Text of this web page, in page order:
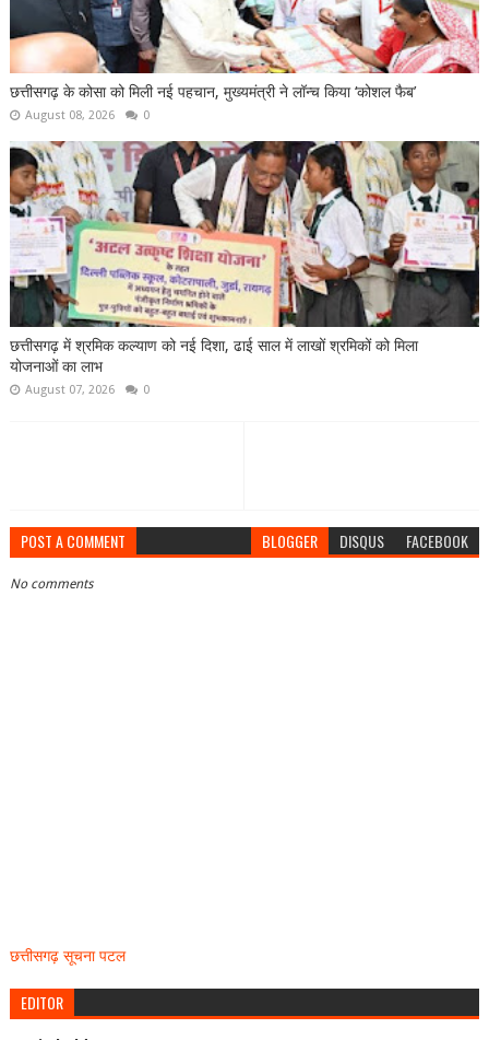
छत्तीसगढ़ के कोसा को मिली नई पहचान, मुख्यमंत्री ने लॉन्च किया ‘कोशल फैब’
August 08, 2026 0
छत्तीसगढ़ में श्रमिक कल्याण को नई दिशा, ढाई साल में लाखों श्रमिकों को मिला
योजनाओं का लाभ
August 07, 2026 0
POST A COMMENT BLOGGER DISQUS FACEBOOK
No comments
छत्तीसगढ़ सूचना पटल
EDITOR